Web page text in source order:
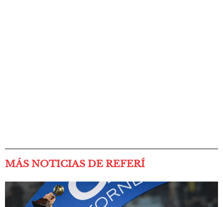
MÁS NOTICIAS DE REFERÍ